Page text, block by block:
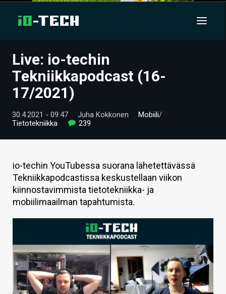
UUTISET
ARTIKKELIT
VIDEOT
HINTA.FI
KAUPPA
VAIHDA TEEMA
HAKU
Live: io-techin
Tekniikkapodcast (16-
17/2021)
30.4.2021 - 09:47 Juha Kokkonen Mobiili/
Tietotekniikka
239
io-techin YouTubessa suorana lähetettävässä
Tekniikkapodcastissa keskustellaan viikon
kiinnostavimmista tietotekniikka- ja
mobiilimaailman tapahtumista.